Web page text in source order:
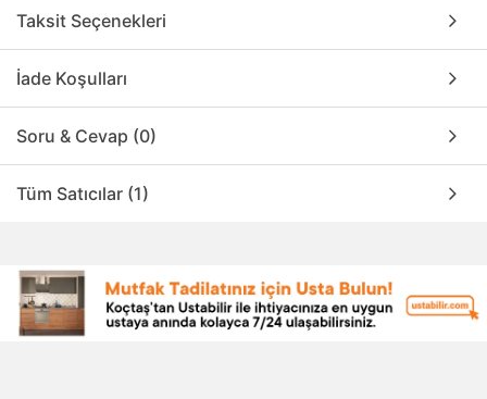
Taksit Seçenekleri
İade Koşulları
Soru & Cevap (0)
Tüm Satıcılar (1)